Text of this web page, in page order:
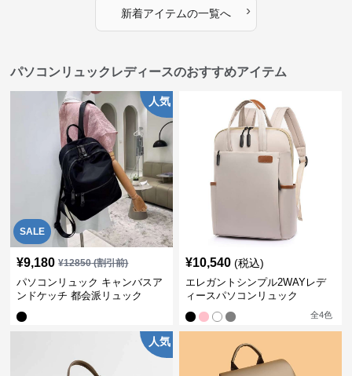
新着アイテムの一覧へ ›
パソコンリュックレディースのおすすめアイテム
SALE
人気
¥9,180 ¥12850(割引前)
パソコンリュック キャンバスア
ンドケッチ 都会派リュック
¥10,540 (税込)
エレガントシンプル2WAYレデ
ィースパソコンリュック
全4色
人気